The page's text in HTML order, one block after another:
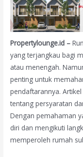
Propertylounge.id –
yang terjangkau bagi
atau menengah.
penting untuk
pendaftarannya.
tentang persyaratan
Dengan pemahaman
diri dan mengikuti
memperoleh rumah